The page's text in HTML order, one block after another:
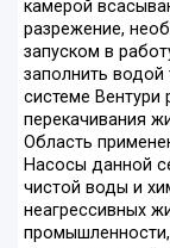
камерой
разрежение,
запуском в
заполнить водой
системе
перекачивания
Область
Насосы данной
чистой воды и
неагрессивных